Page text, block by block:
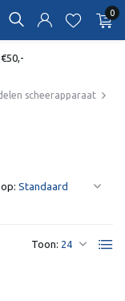
0
scheerapparaat
Toon: